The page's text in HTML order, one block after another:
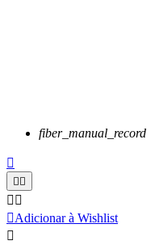
fiber_manual_record

 
 
Adicionar à Wishlist
